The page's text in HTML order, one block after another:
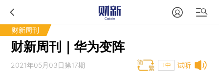
财新周刊
财新周刊｜华为变阵
试听
2021年05月03日第17期 T中